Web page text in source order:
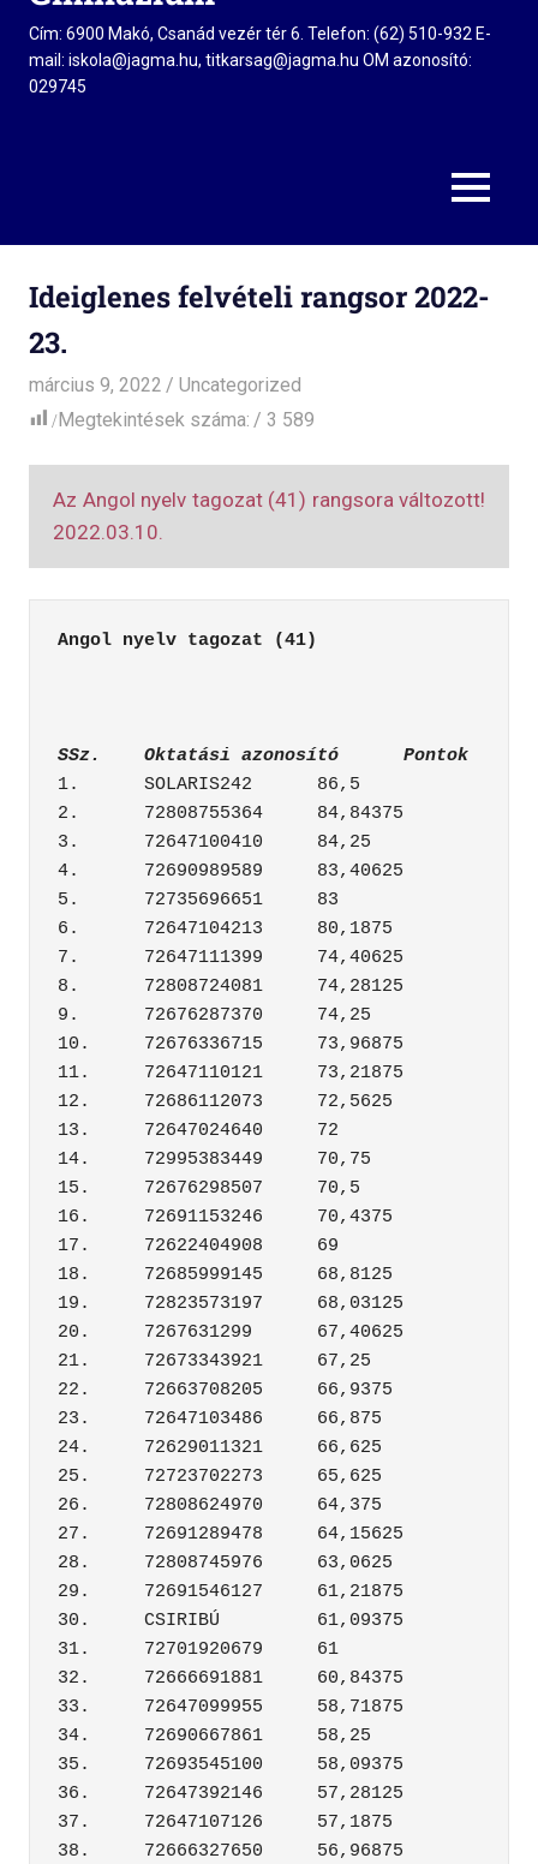
Cím: 6900 Makó, Csanád vezér tér 6. Telefon: (62) 510-932 E-
mail: iskola@jagma.hu, titkarsag@jagma.hu OM azonosító:
029745
MENU
Ideiglenes felvételi rangsor 2022-
23.
március 9, 2022 Editor
Uncategorized
Megtekintések száma:
3 589
Az Angol nyelv tagozat (41) rangsora változott!
2022.03.10.
Angol nyelv tagozat (41)
SSz.	Oktatási azonosító	Pontok
1.	SOLARIS242	86,5
2.	72808755364	84,84375
3.	72647100410	84,25
4.	72690989589	83,40625
5.	72735696651	83
6.	72647104213	80,1875
7.	72647111399	74,40625
8.	72808724081	74,28125
9.	72676287370	74,25
10.	72676336715	73,96875
11.	72647110121	73,21875
12.	72686112073	72,5625
13.	72647024640	72
14.	72995383449	70,75
15.	72676298507	70,5
16.	72691153246	70,4375
17.	72622404908	69
18.	72685999145	68,8125
19.	72823573197	68,03125
20.	7267631299	67,40625
21.	72673343921	67,25
22.	72663708205	66,9375
23.	72647103486	66,875
24.	72629011321	66,625
25.	72723702273	65,625
26.	72808624970	64,375
27.	72691289478	64,15625
28.	72808745976	63,0625
29.	72691546127	61,21875
30.	CSIRIBÚ	        61,09375
31.	72701920679	61
32.	72666691881	60,84375
33.	72647099955	58,71875
34.	72690667861	58,25
35.	72693545100	58,09375
36.	72647392146	57,28125
37.	72647107126	57,1875
38.	72666327650	56,96875